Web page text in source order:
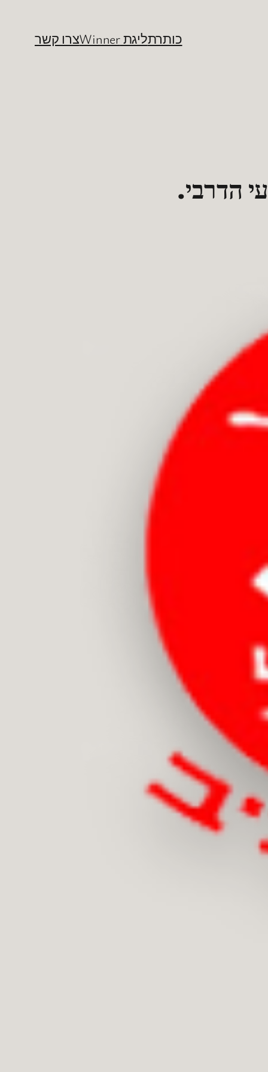
כותרתליגת Winner צרו קשר